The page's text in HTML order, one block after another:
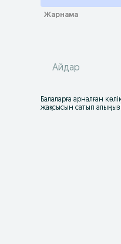
Айдар
Балаларға арналған
жақсысын сатып алыңыз!